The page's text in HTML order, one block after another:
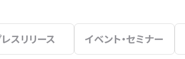
スリリース イベント・セミナー